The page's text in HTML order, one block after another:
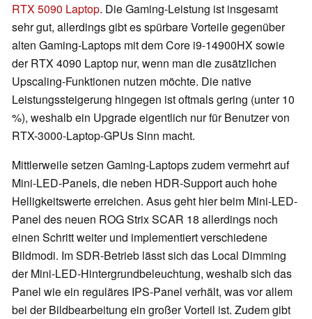
RTX 5090 Laptop. Die Gaming-Leistung ist insgesamt
sehr gut, allerdings gibt es spürbare Vorteile gegenüber
alten Gaming-Laptops mit dem Core i9-14900HX sowie
der RTX 4090 Laptop nur, wenn man die zusätzlichen
Upscaling-Funktionen nutzen möchte. Die native
Leistungssteigerung hingegen ist oftmals gering (unter 10
%), weshalb ein Upgrade eigentlich nur für Benutzer von
RTX-3000-Laptop-GPUs Sinn macht.
Mittlerweile setzen Gaming-Laptops zudem vermehrt auf
Mini-LED-Panels, die neben HDR-Support auch hohe
Helligkeitswerte erreichen. Asus geht hier beim Mini-LED-
Panel des neuen ROG Strix SCAR 18 allerdings noch
einen Schritt weiter und implementiert verschiedene
Bildmodi. Im SDR-Betrieb lässt sich das Local Dimming
der Mini-LED-Hintergrundbeleuchtung, weshalb sich das
Panel wie ein reguläres IPS-Panel verhält, was vor allem
bei der Bildbearbeitung ein großer Vorteil ist. Zudem gibt